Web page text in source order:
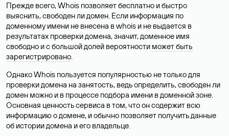
Прежде всего, Whois позволяет бесплатно и быстро
выяснить, свободен ли домен. Если информация по
доменному имени не внесена в whois и не выдается в
результатах проверки домена, значит, доменное имя
свободно и с большой долей вероятности может быть
зарегистрировано.
Однако Whois пользуется популярностью не только для
проверки домена на занятость, ведь определить, свободен ли
домен можно и в процессе подбора имени в доменной зоне.
Основная ценность сервиса в том, что он содержит всю
информацию о домене, и обычно позволяет получить данные
об истории домена и его владельце.